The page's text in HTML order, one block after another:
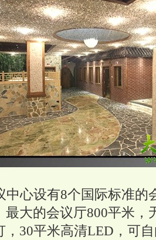
心设有8个国际标准的
最大的会议厅800平米，
，30平米高清LED，可